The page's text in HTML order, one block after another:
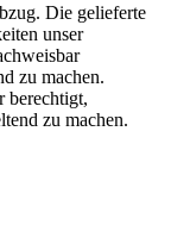
Die gelieferte
unser
zu machen.
berechtigt,
zu machen.